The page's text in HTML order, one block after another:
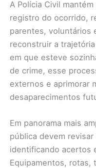
A Polícia Civil
registro do ocorrido,
parentes, voluntários
reconstruir a
em que esteve
de crime, esse
externos e aprimorar
desaparecimentos
Em panorama mais
pública devem
identificando acertos
Equipamentos, rotas,